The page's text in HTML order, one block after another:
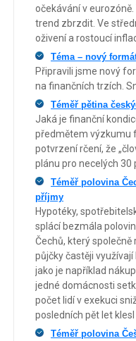
očekávání v
trend zbrzdit. Ve
oživení a rostoucí
Téma – nový
Připravili jsme nový
na finančních trzích.
Téměř pětina
Jaká je finanční
předmětem výzkumu
potvrzení rčení, že
plánu pro necelých
Téměř polovina
příjmy
Hypotéky,
splácí bezmála
Čechů, který společně
půjčky častěji
jako je například
jedné domácnosti
počet lidí v exekuci
posledních pět let
Téměř polovina